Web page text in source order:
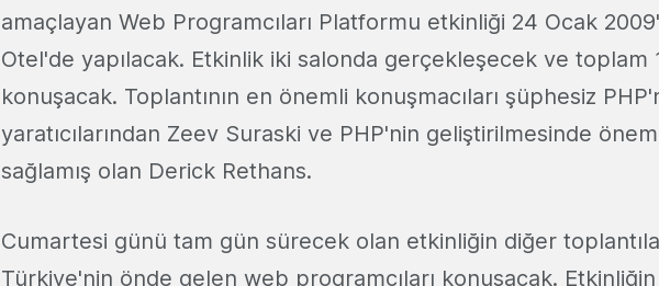
amaçlayan Web Programcıları Platformu etkinliği 24 Ocak
Otel'de yapılacak. Etkinlik iki salonda gerçekleşecek ve toplam
konuşacak. Toplantının en önemli konuşmacıları şüphesiz
yaratıcılarından Zeev Suraski ve PHP'nin geliştirilmesinde
sağlamış olan Derick Rethans.
Cumartesi günü tam gün sürecek olan etkinliğin diğer
Türkiye'nin önde gelen web programcıları konuşacak.